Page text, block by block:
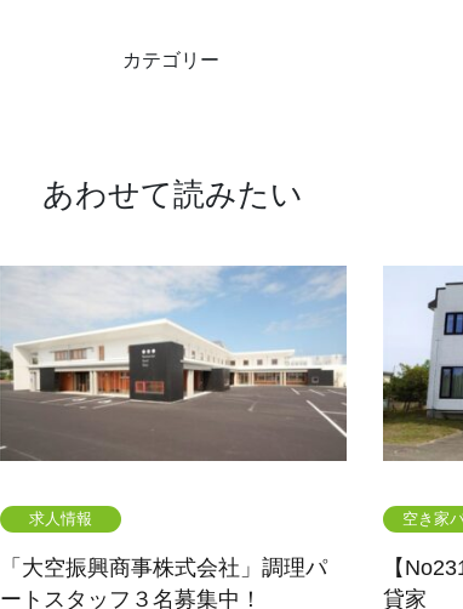
カテゴリー
あわせて読みたい
求人情報
「大空振興商事株式会社」調理パ
ートスタッフ３名募集中！
空き家
【
貸家